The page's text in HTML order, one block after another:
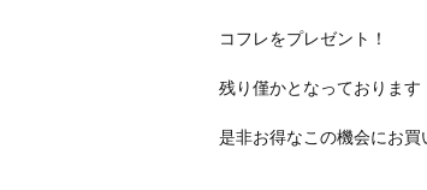
コフレをプレゼント！
残り僅かとなっております
是非お得なこの機会にお買